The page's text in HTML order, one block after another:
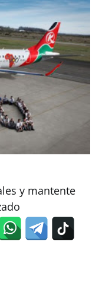
y mantente